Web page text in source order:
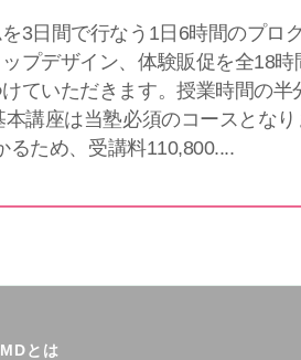
3日間で行なう1日6時間のプロ
プデザイン、体験販促を全18
ていただきます。授業時間の
本講座は当塾必須のコースとな
るため、受講料110,800....
とは